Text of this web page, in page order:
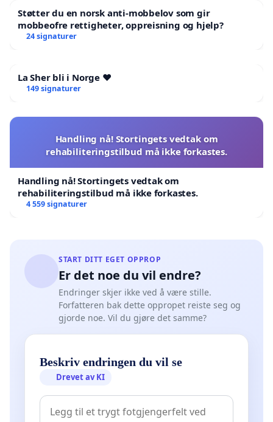
Støtter du en norsk anti-mobbelov som gir
mobbeofre rettigheter, oppreisning og hjelp?
24 signaturer
La Sher bli i Norge ❤️
149 signaturer
Handling nå! Stortingets vedtak om
rehabiliteringstilbud må ikke forkastes.
Handling nå! Stortingets vedtak om
rehabiliteringstilbud må ikke forkastes.
4 559 signaturer
START DITT EGET OPPROP
Er det noe du vil endre?
Endringer skjer ikke ved å være stille.
Forfatteren bak dette oppropet reiste seg og
gjorde noe. Vil du gjøre det samme?
Beskriv endringen du vil se
Drevet av KI